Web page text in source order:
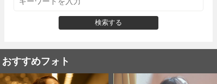
検索する
おすすめフォト